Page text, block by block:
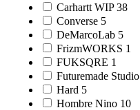
Carhartt WIP 38
Converse 5
DeMarcoLab 5
FrizmWORKS 1
FUKSQRE 1
Futuremade Studio
Hard 5
Hombre Nino 10